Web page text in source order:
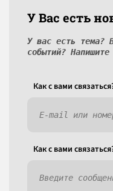
У Вас есть
У вас есть тема?
событий?
Как c вами
Как c вами